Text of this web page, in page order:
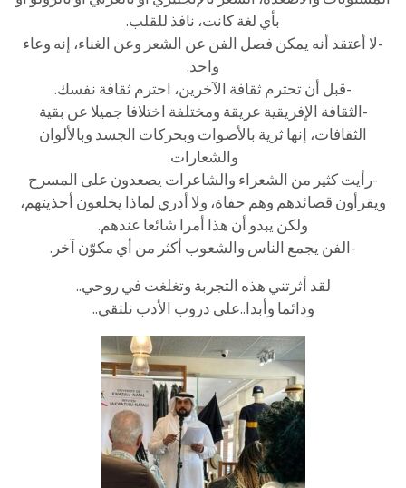
بأي لغة كانت، نافذ للقلب.
-لا أعتقد أنه يمكن فصل الفن عن الشعر وعن الغناء، إنه وعاء
واحد.
-قبل أن تحترم ثقافة الآخرين، احترم ثقافة نفسك.
-الثقافة الإفريقية عريقة ومختلفة اختلافا جميلا عن بقية
الثقافات، إنها ثرية بالأصوات وبحركات الجسد وبالألوان
والشعارات.
-رأيت كثير من الشعراء والشاعرات يصعدون على المسرح
ويقرأون قصائدهم وهم حفاة، ولا أدري لماذا يخلعون أحذيتهم،
ولكن يبدو أن هذا أمرا شائعا عندهم.
-الفن يجمع الناس والشعوب أكثر من أي مكوّن آخر.
لقد أثرتني هذه التجربة وتغلغت في روحي..
ودائما وأبدا..على دروب الأدب نلتقي..